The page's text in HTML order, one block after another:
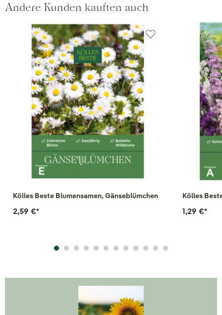
Andere Kunden kauften auch
Kölles Beste Blumensamen, Gänseblümchen
2,59 €*
Kölles
1,29 €*